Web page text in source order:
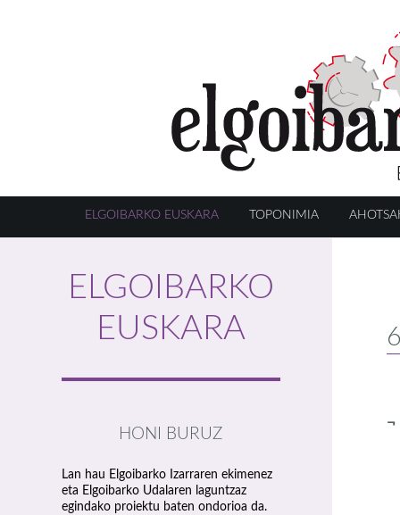
ELGOIBARKO EUSKARA TOPONIMIA
ELGOIBARKO
EUSKARA
HONI BURUZ
Lan hau Elgoibarko Izarraren ekimenez
eta Elgoibarko Udalaren laguntzaz
egindako proiektu baten ondorioa da.